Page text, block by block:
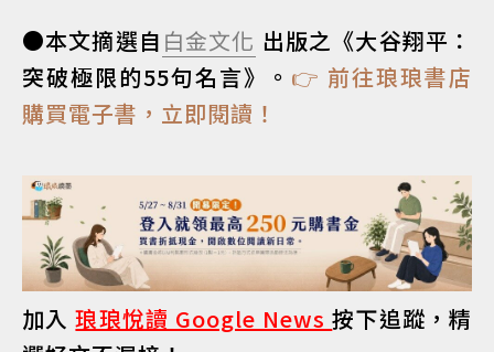
●本文摘選自 白金文化 出版之《大谷翔平：
突破極限的55句名言》。 👉 前往琅琅書店
購買電子書，立即閱讀！
加入琅琅悅讀 Google News按下追蹤，精